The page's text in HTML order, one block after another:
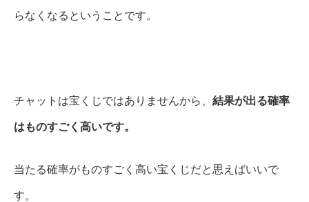
らなくなるということです。
チャットは宝くじではありませんから、 結果が出る確率
はものすごく高いです。
当たる確率がものすごく高い宝くじだと思えばいいで
す。